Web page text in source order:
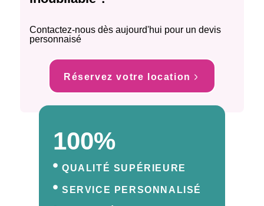
100%
QUALITÉ SUPÉRIEURE
SERVICE PERSONNALISÉ
Contactez-nous dès aujourd'hui pour un devis
personnaisé
Réservez votre location